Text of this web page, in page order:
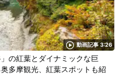
動画記事 3:26
の紅葉とダイナミックな巨
多摩観光、紅葉スポットも紹